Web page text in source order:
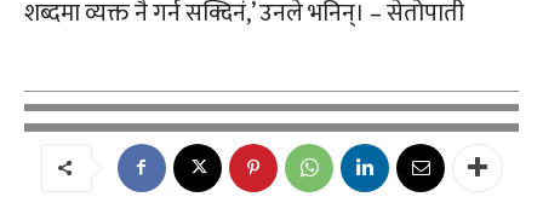
शब्दमा व्यक्त नै गर्न सक्दिनं,’ उनले भनिन्। – सेतोपाती